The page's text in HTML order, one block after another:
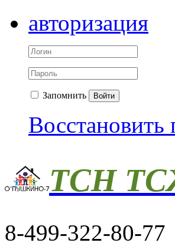
авторизация
Запомнить Войти
Восстановить
ТСН
8-499-322-80-77